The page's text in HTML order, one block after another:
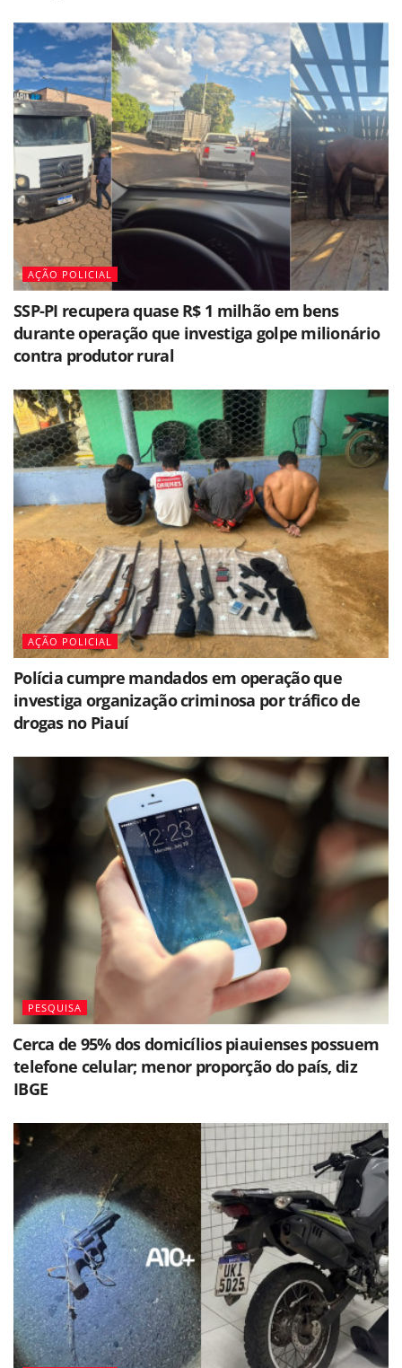
AÇÃO POLICIAL
SSP-PI recupera quase R$ 1 milhão em bens
durante operação que investiga golpe milionário
contra produtor rural
AÇÃO POLICIAL
Polícia cumpre mandados em operação que
investiga organização criminosa por tráfico de
drogas no Piauí
PESQUISA
⁠Cerca de 95% dos domicílios piauienses possuem
telefone celular; menor proporção do país, diz
IBGE